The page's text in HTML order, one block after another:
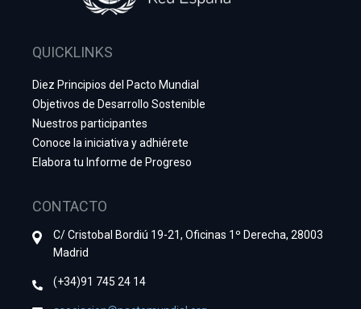
QUICKLINKS
Diez Principios del Pacto Mundial
Objetivos de Desarrollo Sostenible
Nuestros participantes
Conoce la iniciativa y adhiérete
Elabora tu Informe de Progreso
CONTACTO
C/ Cristobal Bordiú 19-21, Oficinas 1º Derecha, 28003
Madrid
(+34)91 745 24 14